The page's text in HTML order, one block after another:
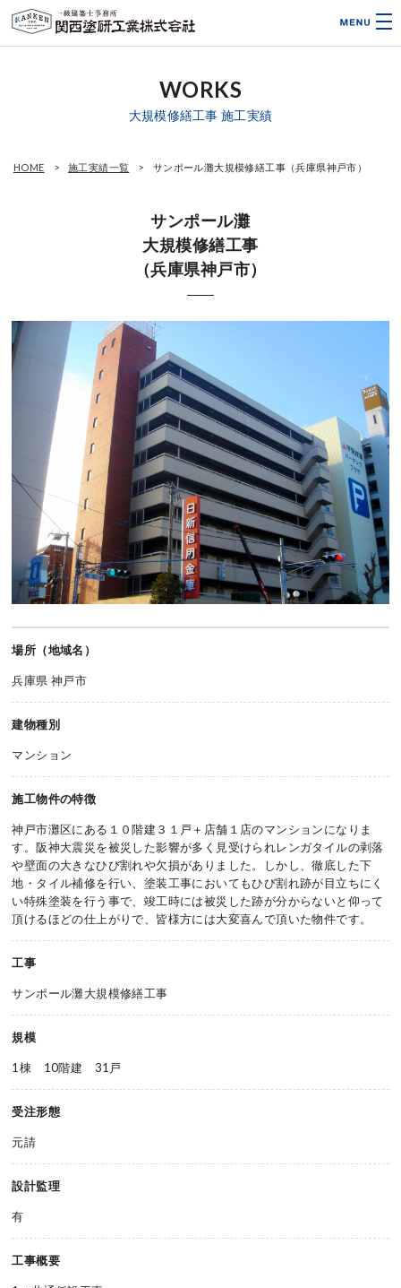
WORKS
大規模修繕工事 施工実績
HOME 施工実績一覧 サンポール灘大規模修繕工事（兵庫県神戸市）
サンポール灘
大規模修繕工事
（兵庫県神戸市）
場所（地域名）
兵庫県 神戸市
建物種別
マンション
施工物件の特徴
神戸市灘区にある１０階建３１戸＋店舗１店のマンションになりま
す。阪神大震災を被災した影響が多く見受けられレンガタイルの剥落
や壁面の大きなひび割れや欠損がありました。しかし、徹底した下
地・タイル補修を行い、塗装工事においてもひび割れ跡が目立ちにく
い特殊塗装を行う事で、竣工時には被災した跡が分からないと仰って
頂けるほどの仕上がりで、皆様方には大変喜んで頂いた物件です。
工事
サンポール灘大規模修繕工事
規模
1棟 10階建 31戸
受注形態
元請
設計監理
有
工事概要